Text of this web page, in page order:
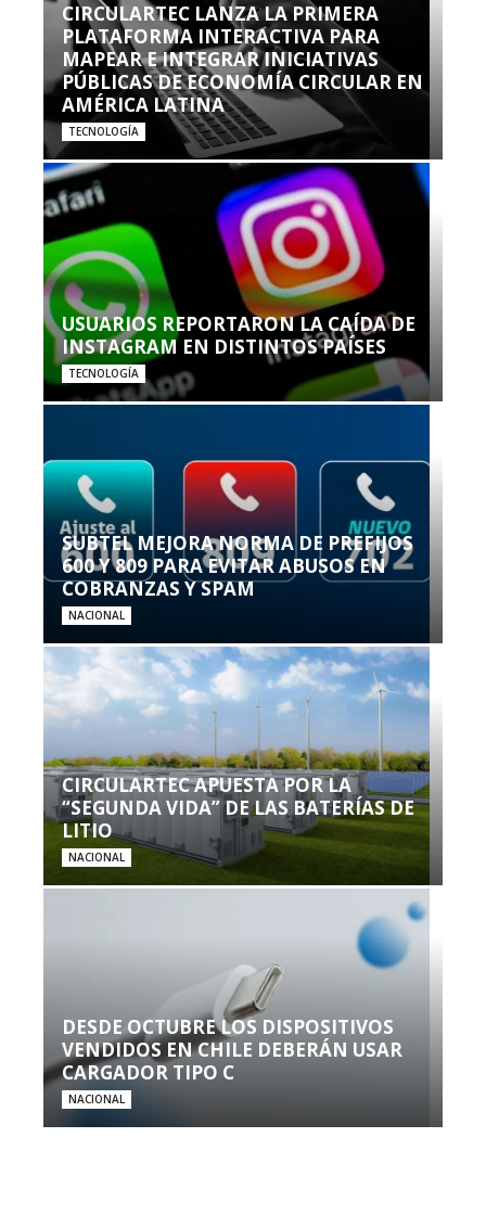
CIRCULARTEC LANZA LA PRIMERA
PLATAFORMA INTERACTIVA PARA
MAPEAR E INTEGRAR INICIATIVAS
PÚBLICAS DE ECONOMÍA CIRCULAR EN
AMÉRICA LATINA
TECNOLOGÍA
USUARIOS REPORTARON LA CAÍDA DE
INSTAGRAM EN DISTINTOS PAÍSES
TECNOLOGÍA
SUBTEL MEJORA NORMA DE PREFIJOS
600 Y 809 PARA EVITAR ABUSOS EN
COBRANZAS Y SPAM
NACIONAL
CIRCULARTEC APUESTA POR LA
“SEGUNDA VIDA” DE LAS BATERÍAS DE
LITIO
NACIONAL
DESDE OCTUBRE LOS DISPOSITIVOS
VENDIDOS EN CHILE DEBERÁN USAR
CARGADOR TIPO C
NACIONAL